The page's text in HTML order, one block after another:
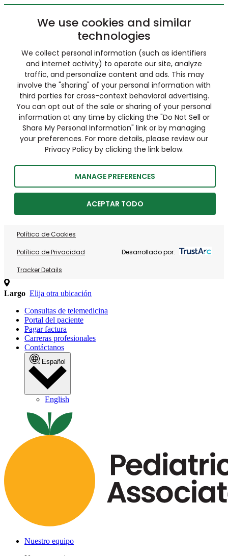
We use cookies and similar
technologies
We collect personal information (such as identifiers
and internet activity) to operate our site, analyze
traffic, and personalize content and ads. This may
involve the "sharing" of your personal information with
third parties for cross-context behavioral advertising.
You can opt out of the sale or sharing of your personal
information at any time by clicking the "Do Not Sell or
Share My Personal Information" link or by managing
your preferences. For more details, please review our
Privacy Policy by clicking the link below.
MANAGE PREFERENCES
ACEPTAR TODO
Política de Cookies
Política de Privacidad
Tracker Details
Desarrollado por:
Largo Elija otra ubicación
Consultas de telemedicina
Portal del paciente
Pagar factura
Carreras profesionales
Contáctanos
Español
English
Nuestro equipo